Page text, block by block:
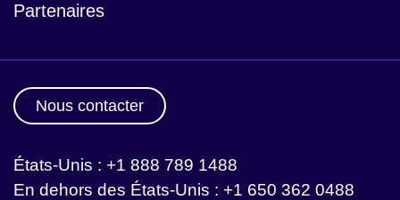
Partenaires
Nous contacter
États-Unis : +1 888 789 1488
En dehors des États-Unis : +1 650 362 0488